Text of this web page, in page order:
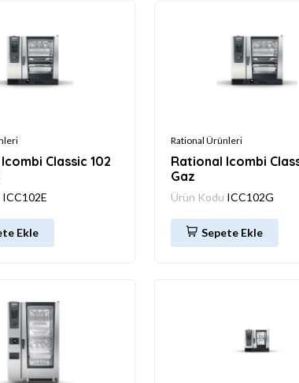
Classic 102
ICC102E
Ekle
Rational Ürünleri
Rational Icombi
Gaz
Ürün Kodu ICC102G
Sepete Ekle